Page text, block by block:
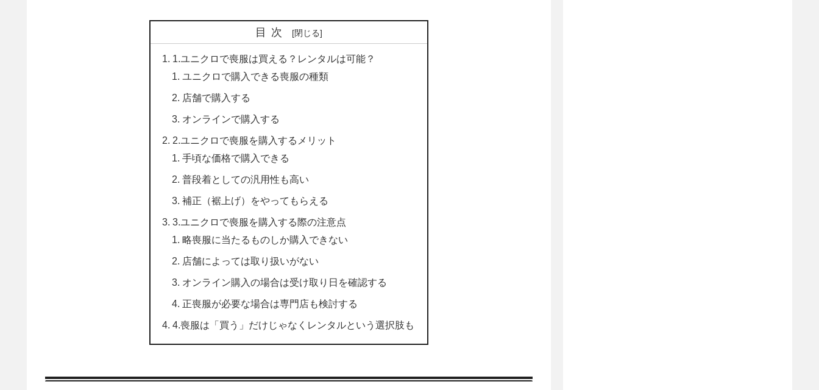
目次
1.ユニクロで喪服は買える？レンタルは可能？
ユニクロで購入できる喪服の種類
店舗で購入する
オンラインで購入する
2.ユニクロで喪服を購入するメリット
手頃な価格で購入できる
普段着としての汎用性も高い
補正（裾上げ）をやってもらえる
3.ユニクロで喪服を購入する際の注意点
略喪服に当たるものしか購入できない
店舗によっては取り扱いがない
オンライン購入の場合は受け取り日を確認する
正喪服が必要な場合は専門店も検討する
4.喪服は「買う」だけじゃなくレンタルという選択肢も